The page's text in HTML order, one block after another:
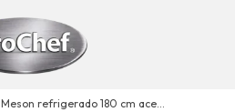
Meson refrigerado 180 cm acero inox. 3 ptas 510 lt